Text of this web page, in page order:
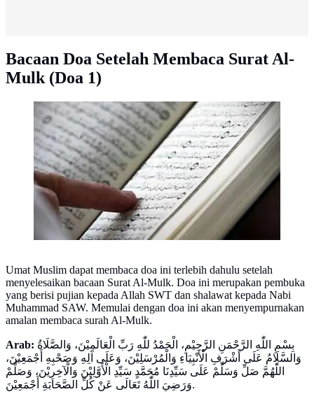
Bacaan Doa Setelah Membaca Surat Al-
Mulk (Doa 1)
Ilustrasi Al-Quran. (istimewa)
Umat Muslim dapat membaca doa ini terlebih dahulu setelah
menyelesaikan bacaan Surat Al-Mulk. Doa ini merupakan pembuka
yang berisi pujian kepada Allah SWT dan shalawat kepada Nabi
Muhammad SAW. Memulai dengan doa ini akan menyempurnakan
amalan membaca surah Al-Mulk.
Arab:
وَالسَّلَامُ عَلَى أَشْرَفِ الْأَنْبِيَاءِ وَالْمُرْسَلِيْنَ، وَعَلَى آلِهِ وَصَحْبِهِ أَجْمَعِيْنَ،
اللّٰهُمَّ صَلِّ وَسَلِّمْ عَلَى سَيِّدِنَا مُحَمَّدٍ سَيِّدِ الْأَوَّلِيْنَ وَالْآخِرِيْنَ، وَصَلِّمْ
وَرَضِيَ اللّٰهُ تَعَالَى عَنْ كُلِّ الصَّحَابَةِ أَجْمَعِيْنَ.